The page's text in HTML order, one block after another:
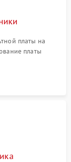
платы на
платы
контактов
и наличия